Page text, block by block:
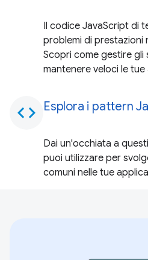
Il codice JavaScript di
problemi di prestazioni
Scopri come gestire
mantenere veloci le
code Esplora i pattern
Dai un'occhiata a
puoi utilizzare per
comuni nelle tue